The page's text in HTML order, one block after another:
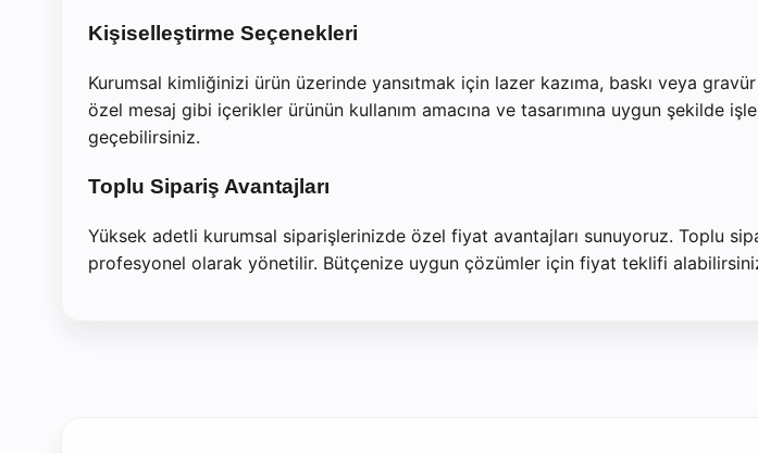
Kişiselleştirme Seçenekleri
Kurumsal kimliğinizi ürün üzerinde yansıtmak için lazer kazıma, baskı veya
özel mesaj gibi içerikler ürünün kullanım amacına ve tasarımına uygun şekilde
geçebilirsiniz.
Toplu Sipariş Avantajları
Yüksek adetli kurumsal siparişlerinizde özel fiyat avantajları sunuyoruz. Toplu
profesyonel olarak yönetilir. Bütçenize uygun çözümler için fiyat teklifi